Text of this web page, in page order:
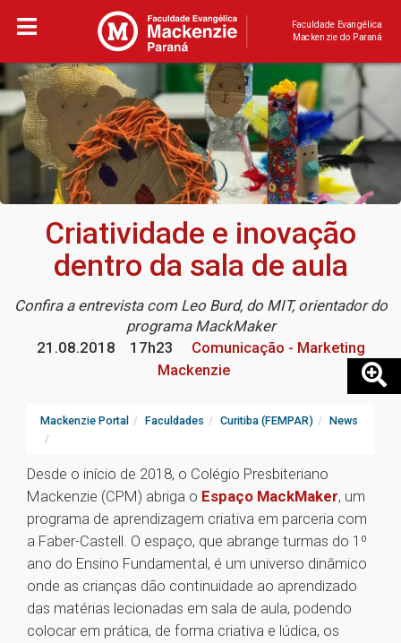
Faculdade Evangélica
Mackenzie do Paraná
Criatividade e inovação
dentro da sala de aula
Confira a entrevista com Leo Burd, do MIT, orientador do
programa MackMaker
21.08.2018
17h23
Comunicação - Marketing
Mackenzie
Mackenzie Portal Faculdades Curitiba (FEMPAR) News
Desde o início de 2018, o Colégio Presbiteriano
Mackenzie (CPM) abriga o Espaço MackMaker, um
programa de aprendizagem criativa em parceria com
a Faber-Castell. O espaço, que abrange turmas do 1º
ano do Ensino Fundamental, é um universo dinâmico
onde as crianças dão continuidade ao aprendizado
das matérias lecionadas em sala de aula, podendo
colocar em prática, de forma criativa e lúdica, os